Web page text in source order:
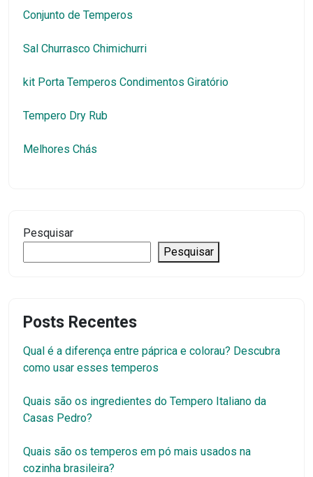
Conjunto de Temperos
Sal Churrasco Chimichurri
kit Porta Temperos Condimentos Giratório
Tempero Dry Rub
Melhores Chás
Pesquisar
Pesquisar
Posts Recentes
Qual é a diferença entre páprica e colorau? Descubra
como usar esses temperos
Quais são os ingredientes do Tempero Italiano da
Casas Pedro?
Quais são os temperos em pó mais usados na
cozinha brasileira?